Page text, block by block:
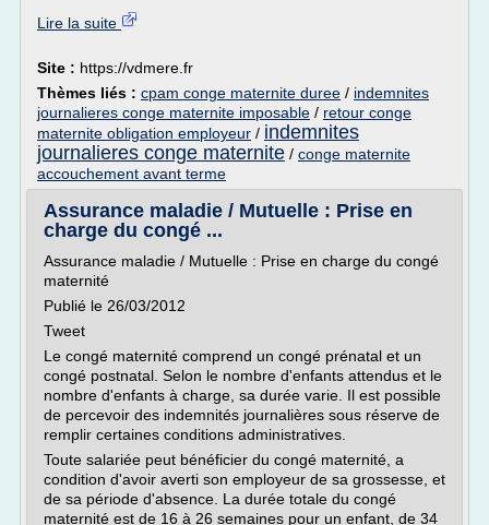
Lire la suite
Site : https://vdmere.fr
Thèmes liés : cpam conge maternite duree / indemnites
journalieres conge maternite imposable / retour conge
maternite obligation employeur / indemnites
journalieres conge maternite / conge maternite
accouchement avant terme
Assurance maladie / Mutuelle : Prise en
charge du congé ...
Assurance maladie / Mutuelle : Prise en charge du congé
maternité
Publié le 26/03/2012
Tweet
Le congé maternité comprend un congé prénatal et un
congé postnatal. Selon le nombre d'enfants attendus et le
nombre d'enfants à charge, sa durée varie. Il est possible
de percevoir des indemnités journalières sous réserve de
remplir certaines conditions administratives.
Toute salariée peut bénéficier du congé maternité, a
condition d'avoir averti son employeur de sa grossesse, et
de sa période d'absence. La durée totale du congé
maternité est de 16 à 26 semaines pour un enfant, de 34